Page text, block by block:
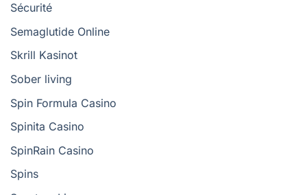
Sécurité
Semaglutide Online
Skrill Kasinot
Sober living
Spin Formula Casino
Spinita Casino
SpinRain Casino
Spins